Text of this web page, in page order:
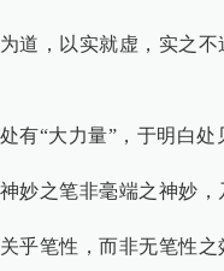
道，以实就虚，实之
有“大力量”，于明白处
妙之笔非毫端之神妙，
乎笔性，而非无笔性